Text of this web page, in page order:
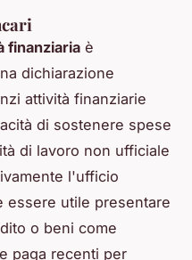
finanziaria è
dichiarazione
attività finanziarie
di sostenere spese
di lavoro non ufficiale
l'ufficio
essere utile presentare
o beni come
paga recenti per